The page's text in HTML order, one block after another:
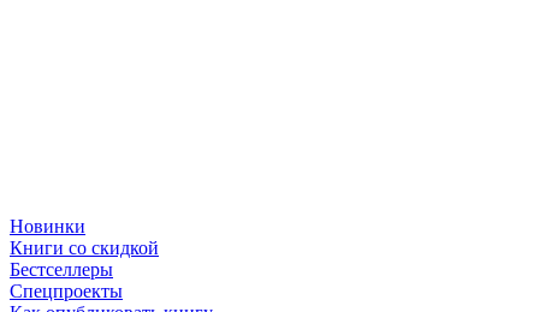
Новинки
Книги со скидкой
Бестселлеры
Спецпроекты